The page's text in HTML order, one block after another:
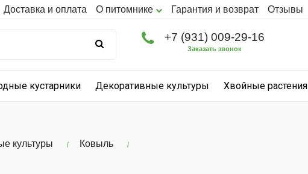
Доставка и оплата О питомнике Гарантия и возврат Отзывы
+7 (931) 009-29-16
Заказать звонок
кустарники Декоративные культуры Хвойные растения
культуры Ковыль